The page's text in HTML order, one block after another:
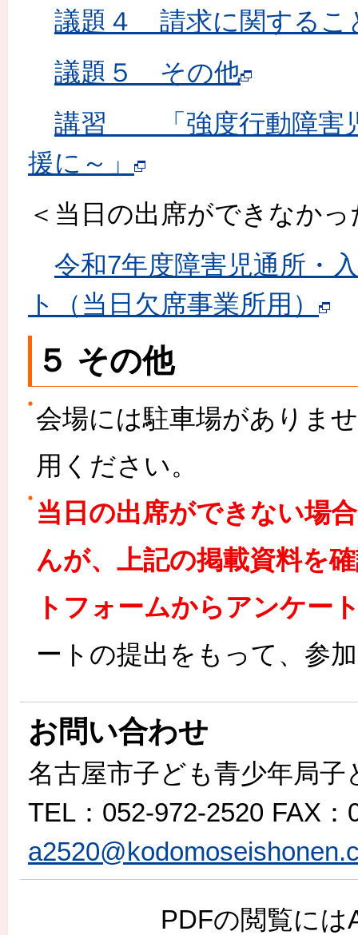
議題４ 請求に関するこ
議題５ その他
講習 「強度行動障害
援に～」
＜当日の出席ができなか
令和7年度障害児通所・
ト（当日欠席事業所用）
５ その他
会場には駐車場がありま
用ください。
当日の出席ができない場
んが、上記の掲載資料を
トフォームからアンケー
ートの提出をもって、参
お問い合わせ
名古屋市子ども青少年局
TEL ：052-972-2520 FAX
PDFの閲覧に